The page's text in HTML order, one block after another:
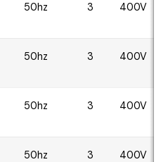
50hz 3 400V
50hz 3 400V
50hz 3 400V
50hz 3 400V